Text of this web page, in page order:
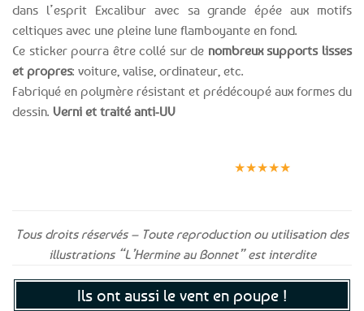
dans l’esprit Excalibur avec sa grande épée aux motifs
celtiques avec une pleine lune flamboyante en fond.
Ce sticker pourra être collé sur de nombreux supports lisses
et propres: voiture, valise, ordinateur, etc.
Fabriqué en polymère résistant et prédécoupé aux formes du
dessin. Verni et traité anti-UV
★★★★★
Tous droits réservés – Toute reproduction ou utilisation des
illustrations “L’Hermine au Bonnet” est interdite
Ils ont aussi le vent en poupe !